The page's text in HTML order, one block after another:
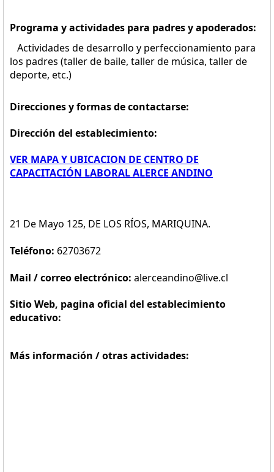
Programa y actividades para padres y apoderados:
Actividades de desarrollo y perfeccionamiento para
los padres (taller de baile, taller de música, taller de
deporte, etc.)
Direcciones y formas de contactarse:
Dirección del establecimiento:
VER MAPA Y UBICACION DE CENTRO DE
CAPACITACIÓN LABORAL ALERCE ANDINO
21 De Mayo 125, DE LOS RÍOS, MARIQUINA.
Teléfono: 62703672
Mail / correo electrónico: alerceandino@live.cl
Sitio Web, pagina oficial del establecimiento
educativo:
Más información / otras actividades: